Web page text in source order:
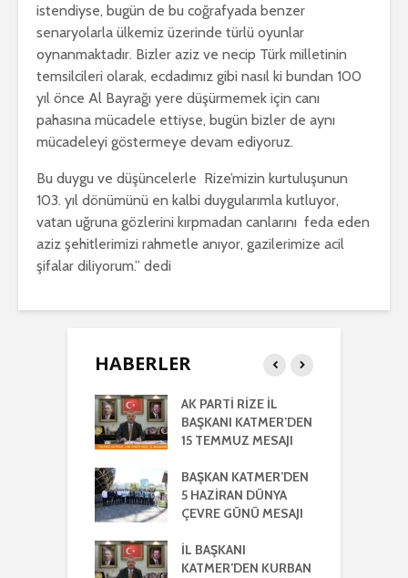
istendiyse, bugün de bu coğrafyada benzer
senaryolarla ülkemiz üzerinde türlü oyunlar
oynanmaktadır. Bizler aziz ve necip Türk milletinin
temsilcileri olarak, ecdadımız gibi nasıl ki bundan 100
yıl önce Al Bayrağı yere düşürmemek için canı
pahasına mücadele ettiyse, bugün bizler de aynı
mücadeleyi göstermeye devam ediyoruz.
Bu duygu ve düşüncelerle Rize’mizin kurtuluşunun
103. yıl dönümünü en kalbi duygularımla kutluyor,
vatan uğruna gözlerini kırpmadan canlarını feda eden
aziz şehitlerimizi rahmetle anıyor, gazilerimize acil
şifalar diliyorum.” dedi
HABERLER
AK PARTİ RİZE İL
BAŞKANI KATMER’DEN
15 TEMMUZ MESAJI
BAŞKAN KATMER’DEN
5 HAZİRAN DÜNYA
ÇEVRE GÜNÜ MESAJI
İL BAŞKANI
KATMER’DEN KURBAN